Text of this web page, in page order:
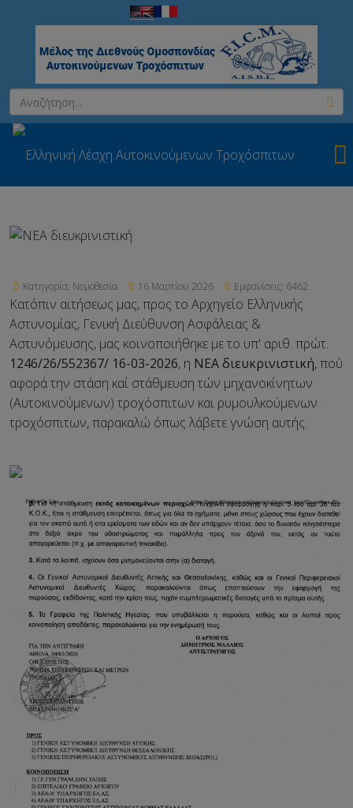
Κατηγορία: Νομοθεσία 16 Μαρτίου 2026 Εμφανίσεις: 6462
Κατόπιν αιτήσεως μας, προς το Αρχηγείο Ελληνικής
Αστυνομίας, Γενική Διεύθυνση Ασφάλειας &
Αστυνόμευσης, μας κοινοποιήθηκε με το υπ' αριθ. πρώτ.
1246/26/552367/ 16-03-2026, η ΝΕΑ διευκρινιστική, πού
αφορά την στάση καί στάθμευση τών μηχανοκίνητων
(Αυτοκινούμενων) τροχόσπιτων και ρυμουλκούμενων
τροχόσπιτων, παρακαλώ όπως λάβετε γνώση αυτής.